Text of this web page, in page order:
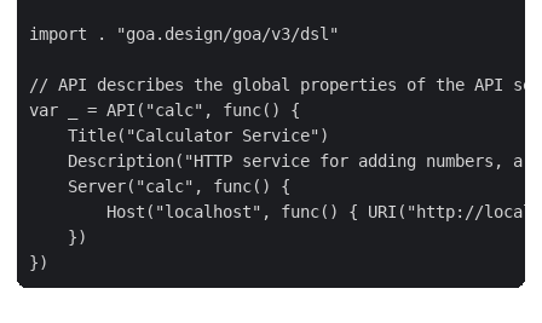
import . "goa.design/goa/v3/dsl"
// API describes the global properties of the API
var _ = API("calc", func() {
    Title("Calculator Service")
Description("HTTP service for adding numbers, a
    Server("calc", func() {
Host("localhost", func() { URI("http://
    })